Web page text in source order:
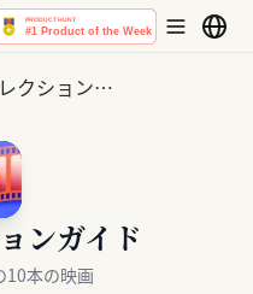
映画セレクションガイド
ンガイド
10本の映画